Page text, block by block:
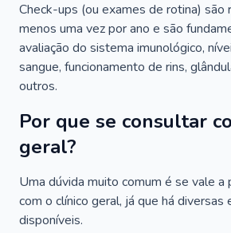
Check-ups (ou exames de rotina) são
menos uma vez por ano e são
avaliação do sistema imunológico,
sangue, funcionamento de rins,
outros.
Por que se consultar
geral?
Uma dúvida muito comum é se vale a
com o clínico geral, já que há diversas
disponíveis.